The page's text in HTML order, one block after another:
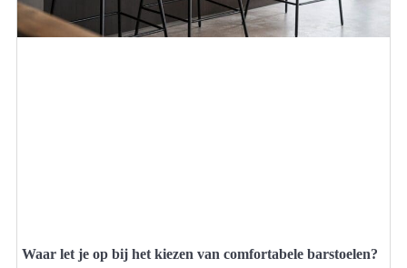
Waar let je op bij het kiezen van comfortabele barstoelen?